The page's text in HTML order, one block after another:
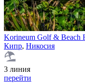
Korineum Golf & Beach
Кипр, Никосия
3 линия
перейти